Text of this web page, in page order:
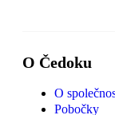
O Čedoku
O
Pobočky